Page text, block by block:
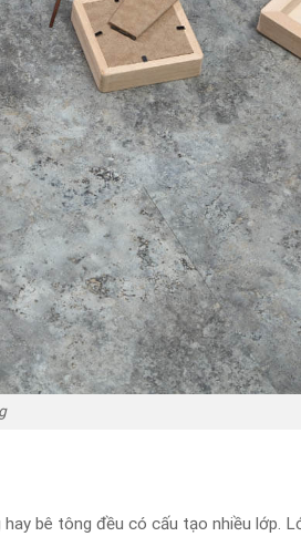
bê tông đều có cấu tạo nhiều lớp.